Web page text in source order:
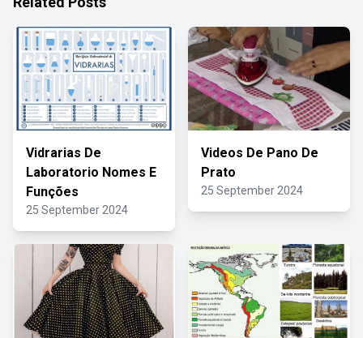
Vidrarias De
Laboratorio Nomes E
Funções
25 September 2024
Videos De Pano De
Prato
25 September 2024